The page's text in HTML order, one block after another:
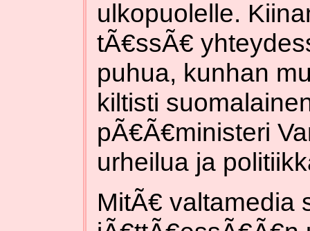
ulkopuolelle.
tÃ€ssÃ€
puhua, kunhan
kiltisti
pÃ€Ã€ministeri
urheilua ja
MitÃ€ valtamedia